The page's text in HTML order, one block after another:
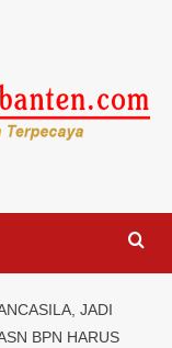
JADI
BPN HARUS